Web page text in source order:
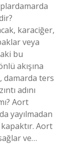
karaciğer,
veya
bu
akışına
damarda ters
adını
Aort
yayılmadan
Aort
ve…